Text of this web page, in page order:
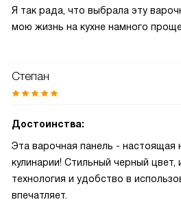
Я так рада, что выбрала эту
мою жизнь на кухне намного
Степан
Достоинства:
Эта варочная панель - настоящая
кулинарии! Стильный черный цвет,
технология и удобство в
впечатляет.